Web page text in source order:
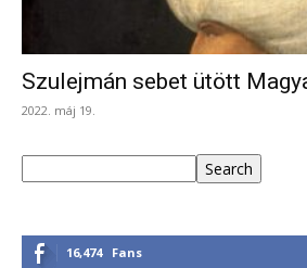
Szulejmán sebet ütött
2022. máj 19.
Search
16,474 Fans